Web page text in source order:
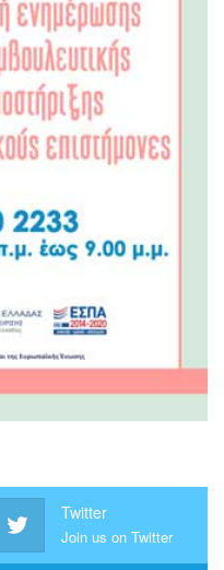
Twitter
Join us on Twitter